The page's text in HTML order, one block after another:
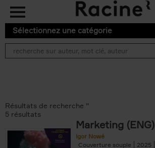
Aller au contenu principal
Sélectionnez une catégorie
Résultats de recherche ''
5 résultats
Marketing (ENG)
Igor Nowé
Couverture souple
2025